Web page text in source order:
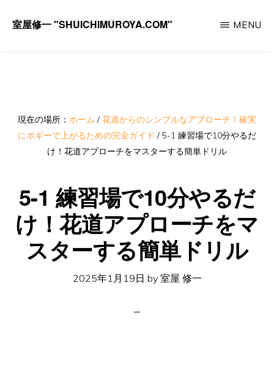
室屋修一 "SHUICHIMUROYA.COM"
ー
チ
修
一
MENU
現在の場所： ホーム / 花道からのシンプルなアプローチ！確実
にボギーで上がるための完全ガイド / 5-1 練習場で10分やるだ
け！花道アプローチをマスターする簡単ドリル
5-1 練習場で10分やるだ
け！花道アプローチをマ
スターする簡単ドリル
2025年1月19日 by 室屋 修一